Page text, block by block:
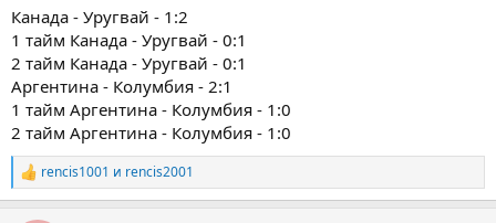
Канада - Уругвай - 1:2
1 тайм Канада - Уругвай - 0:1
2 тайм Канада - Уругвай - 0:1
Аргентина - Колумбия - 2:1
1 тайм Аргентина - Колумбия - 1:0
2 тайм Аргентина - Колумбия - 1:0
Р
е
rencis1001 и rencis2001